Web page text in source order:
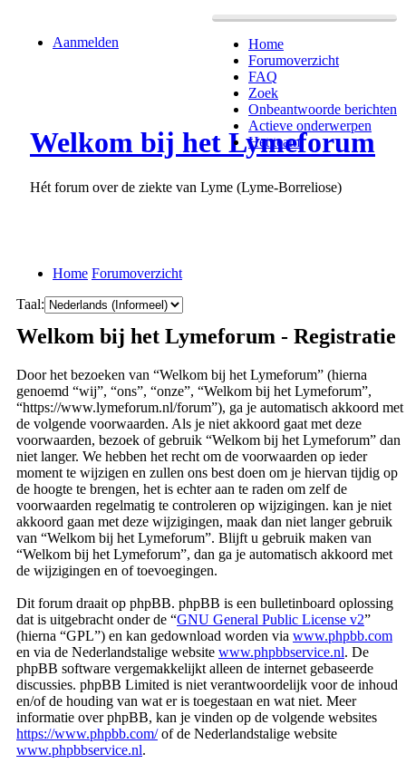
Home
Forumoverzicht
FAQ
Zoek
Onbeantwoorde berichten
Actieve onderwerpen
Het team
Aanmelden
Welkom bij het Lymeforum
Hét forum over de ziekte van Lyme (Lyme-Borreliose)
Home Forumoverzicht
Taal:
Welkom bij het Lymeforum - Registratie
Door het bezoeken van “Welkom bij het Lymeforum” (hierna
genoemd “wij”, “ons”, “onze”, “Welkom bij het Lymeforum”,
“https://www.lymeforum.nl/forum”), ga je automatisch akkoord met
de volgende voorwaarden. Als je niet akkoord gaat met deze
voorwaarden, bezoek of gebruik “Welkom bij het Lymeforum” dan
niet langer. We hebben het recht om de voorwaarden op ieder
moment te wijzigen en zullen ons best doen om je hiervan tijdig op
de hoogte te brengen, het is echter aan te raden om zelf de
voorwaarden regelmatig te controleren op wijzigingen. kan je niet
akkoord gaan met deze wijzigingen, maak dan niet langer gebruik
van “Welkom bij het Lymeforum”. Blijft u gebruik maken van
“Welkom bij het Lymeforum”, dan ga je automatisch akkoord met
de wijzigingen en of toevoegingen.
Dit forum draait op phpBB. phpBB is een bulletinboard oplossing
dat is uitgebracht onder de “GNU General Public License v2”
(hierna “GPL”) en kan gedownload worden via www.phpbb.com
en via de Nederlandstalige website www.phpbbservice.nl. De
phpBB software vergemakkelijkt alleen de internet gebaseerde
discussies. phpBB Limited is niet verantwoordelijk voor de inhoud
en/of de houding van wat er is toegestaan en wat niet. Meer
informatie over phpBB, kan je vinden op de volgende websites
https://www.phpbb.com/of de Nederlandstalige website
www.phpbbservice.nl.